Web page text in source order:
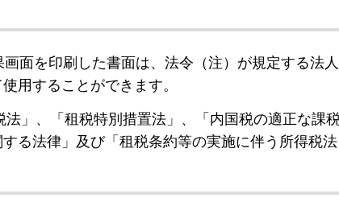
画面を印刷した書面は、法令（注）が規定する法
用することができます。
法」、「租税特別措置法」、「内国税の適正な課
る法律」及び「租税条約等の実施に伴う所得税